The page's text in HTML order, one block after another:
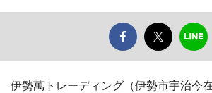
伊勢萬トレーディング（伊勢市宇治今